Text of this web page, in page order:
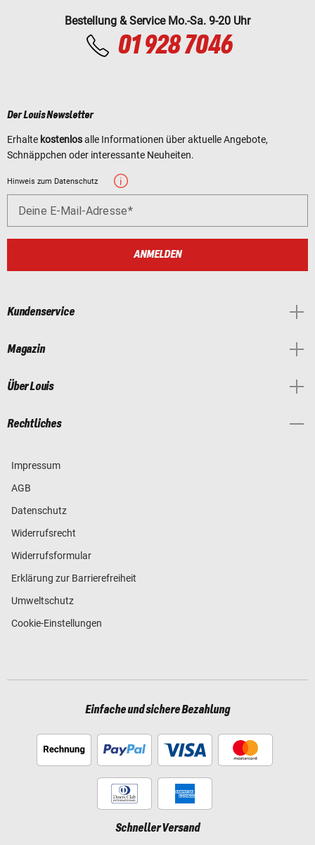
Bestellung & Service Mo.-Sa. 9-20 Uhr
01 928 7046
Der Louis Newsletter
Erhalte kostenlosalle Informationen über aktuelle Angebote,
Schnäppchen oder interessante Neuheiten.
Hinweis zum Datenschutz
Deine E-Mail-Adresse
ANMELDEN
Kundenservice
Magazin
Über Louis
Rechtliches
Impressum
AGB
Datenschutz
Widerrufsrecht
Widerrufsformular
Erklärung zur Barrierefreiheit
Umweltschutz
Cookie-Einstellungen
Einfache und sichere Bezahlung
Schneller Versand